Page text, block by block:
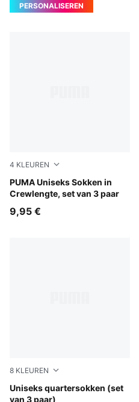
PERSONALISEREN
4 KLEUREN
PUMA Uniseks Sokken in
Crewlengte, set van 3 paar
black
9,95 €
8 KLEUREN
Uniseks quartersokken (set
van 3 paar)
navy/grey/nightshadow blue